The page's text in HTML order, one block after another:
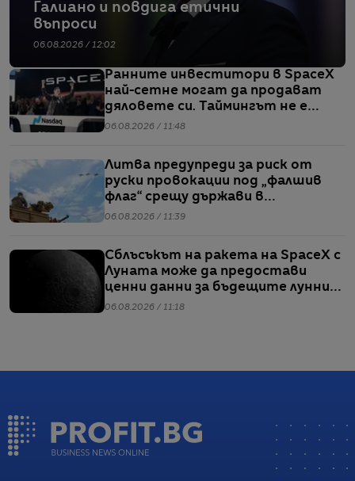
Галиано и повдига етични
въпроси
06.08.2026 / 12:02
Ранните инвеститори в SpaceX
най-сетне могат да продават
дяловете си. Таймингът не е
идеален
06.08.2026 / 11:48
Литва предупреди за риск от
руски провокации под „фалшив
флаг“ срещу държави в
Балтийския регион
06.08.2026 / 11:39
Сблъсъкът на ракета на SpaceX с
Луната може да предостави
ценни данни за бъдещите лунни
мисии
06.08.2026 / 11:18